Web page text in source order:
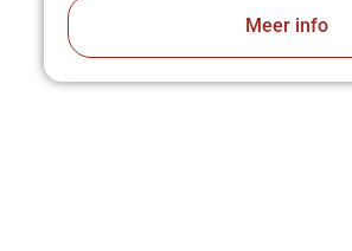
Meer info